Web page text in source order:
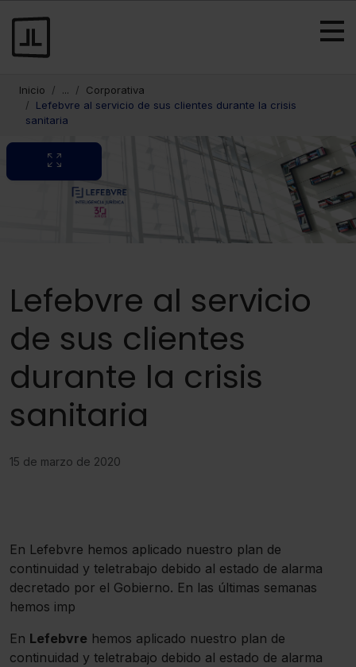
Inicio ...
Corporativa
Lefebvre al servicio de sus clientes durante la crisis
sanitaria
Lefebvre al servicio
de sus clientes
durante la crisis
sanitaria
15 de marzo de 2020
En Lefebvre hemos aplicado nuestro plan de
continuidad y teletrabajo debido al estado de alarma
decretado por el Gobierno. En las últimas semanas
hemos imp
En Lefebvre hemos aplicado nuestro plan de
continuidad y teletrabajo debido al estado de alarma